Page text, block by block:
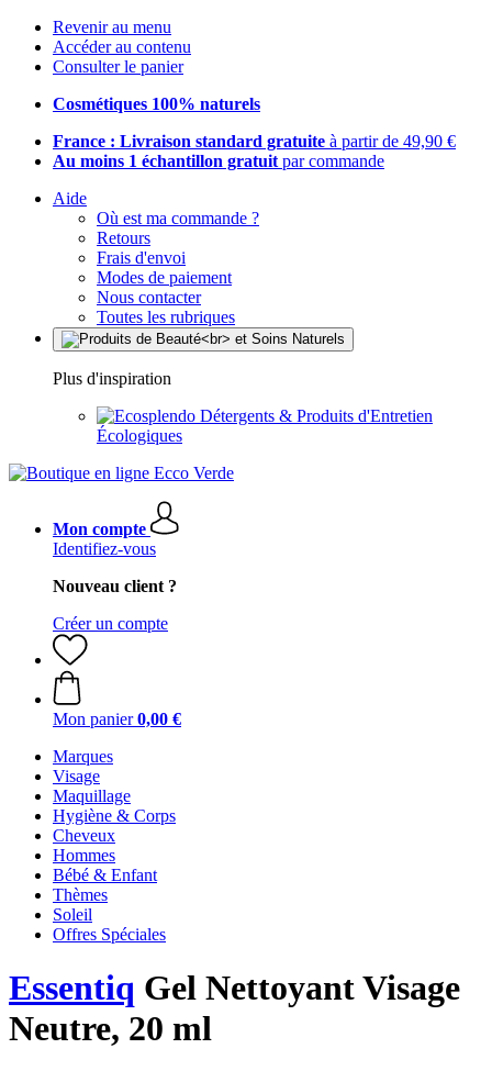
Revenir au menu
Accéder au contenu
Consulter le panier
Cosmétiques 100% naturels
France : Livraison standard gratuite à partir de 49,90 €
Au moins 1 échantillon gratuit par commande
Aide
Où est ma commande ?
Retours
Frais d'envoi
Modes de paiement
Nous contacter
Toutes les rubriques
Plus d'inspiration
Détergents & Produits d'Entretien
Écologiques
Mon compte
Identifiez-vous
Nouveau client ?
Créer un compte
Mon panier 0,00 €
Marques
Visage
Maquillage
Hygiène & Corps
Cheveux
Hommes
Bébé & Enfant
Thèmes
Soleil
Offres Spéciales
Essentiq Gel Nettoyant Visage
Neutre, 20 ml